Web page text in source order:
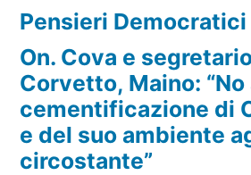
Pensieri Democratici
On. Cova e
Corvetto, Maino: “No
cementificazione di
e del suo ambiente
circostante”